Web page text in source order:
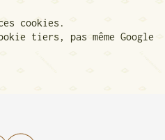
cookies.
tiers, pas même Google